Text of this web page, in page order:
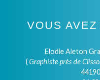
VOUS
Elodie Aleton
(Graphiste près de